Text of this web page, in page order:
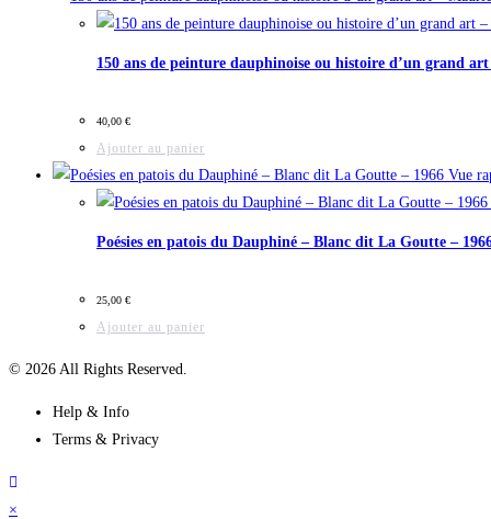
150 ans de peinture dauphinoise ou histoire d’un grand
40,00 €
Ajouter au panier
Vue
Poésies en patois du Dauphiné – Blanc dit La Goutte –
25,00 €
Ajouter au panier
© 2026 All Rights Reserved.
Help & Info
Terms & Privacy
×